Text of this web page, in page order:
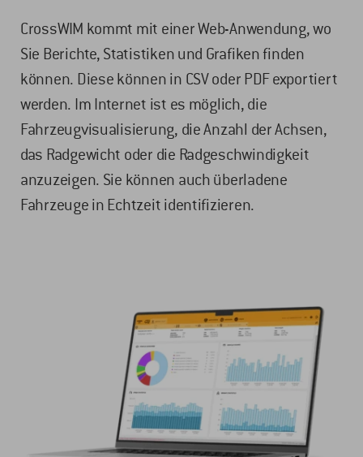
CrossWIM kommt mit einer Web-Anwendung, wo
Sie Berichte, Statistiken und Grafiken finden
können. Diese können in CSV oder PDF exportiert
werden. Im Internet ist es möglich, die
Fahrzeugvisualisierung, die Anzahl der Achsen,
das Radgewicht oder die Radgeschwindigkeit
anzuzeigen. Sie können auch überladene
Fahrzeuge in Echtzeit identifizieren.